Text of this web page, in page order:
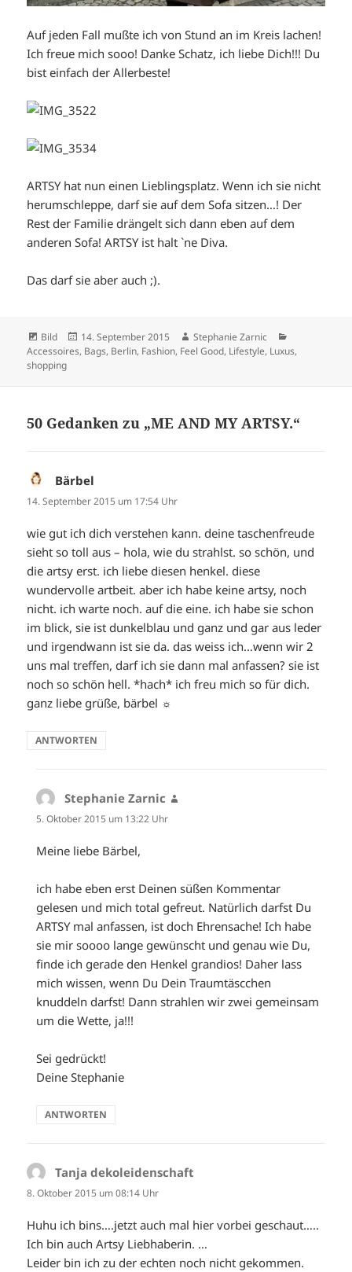
Auf jeden Fall mußte ich von Stund an im Kreis lachen!
Ich freue mich sooo! Danke Schatz, ich liebe Dich!!! Du
bist einfach der Allerbeste!
ARTSY hat nun einen Lieblingsplatz. Wenn ich sie nicht
herumschleppe, darf sie auf dem Sofa sitzen…! Der
Rest der Familie drängelt sich dann eben auf dem
anderen Sofa! ARTSY ist halt `ne Diva.
Das darf sie aber auch ;).
Format
Bild
Veröffentlicht
am
14. September 2015 Autor
Stephanie Zarnic
Accessoires, Bags, Berlin, Fashion, Feel Good, Lifestyle, Luxus,
shopping
50 Gedanken zu „ME AND MY ARTSY.“
Bärbel
14. September 2015 um 17:54 Uhr
wie gut ich dich verstehen kann. deine taschenfreude
sieht so toll aus – hola, wie du strahlst. so schön, und
die artsy erst. ich liebe diesen henkel. diese
wundervolle artbeit. aber ich habe keine artsy, noch
nicht. ich warte noch. auf die eine. ich habe sie schon
im blick, sie ist dunkelblau und ganz und gar aus leder
und irgendwann ist sie da. das weiss ich…wenn wir 2
uns mal treffen, darf ich sie dann mal anfassen? sie ist
noch so schön hell. *hach* ich freu mich so für dich.
ganz liebe grüße, bärbel ☼
ANTWORTEN
Stephanie Zarnic
5. Oktober 2015 um 13:22 Uhr
Meine liebe Bärbel,
ich habe eben erst Deinen süßen Kommentar
gelesen und mich total gefreut. Natürlich darfst Du
ARTSY mal anfassen, ist doch Ehrensache! Ich habe
sie mir soooo lange gewünscht und genau wie Du,
finde ich gerade den Henkel grandios! Daher lass
mich wissen, wenn Du Dein Traumtäscchen
knuddeln darfst! Dann strahlen wir zwei gemeinsam
um die Wette, ja!!!
Sei gedrückt!
Deine Stephanie
ANTWORTEN
Tanja dekoleidenschaft
8. Oktober 2015 um 08:14 Uhr
Huhu ich bins….jetzt auch mal hier vorbei geschaut…..
Ich bin auch Artsy Liebhaberin. …
Leider bin ich zu der echten noch nicht gekommen.